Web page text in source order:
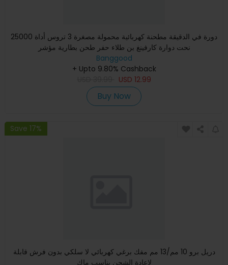
25000 دورة في الدقيقة مطحنة كهربائية محمولة مصغرة 3 تروس أداة
نحت دوارة كارفينغ بن طلاء حفر طحن بطارية مؤشر
Banggood
+ Upto 9.80% Cashback
USD 12.99
Buy Now
Save 17%
دريل برو 10 مم/13 مم مفك برغي كهربائي لا سلكي بدون فرش قابلة
لإعادة الشحن يناسب ماك